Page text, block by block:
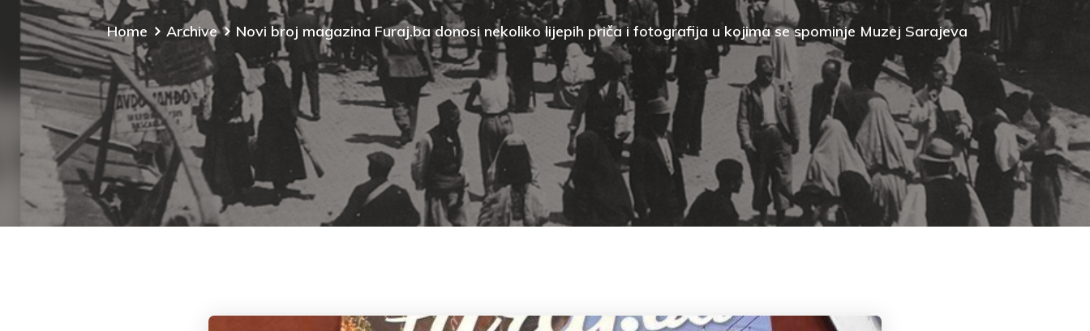
Home Archive Novi broj magazina Furaj.ba donosi nekoliko lijepih priča i fotografija u kojima se spominje Muzej Sarajeva